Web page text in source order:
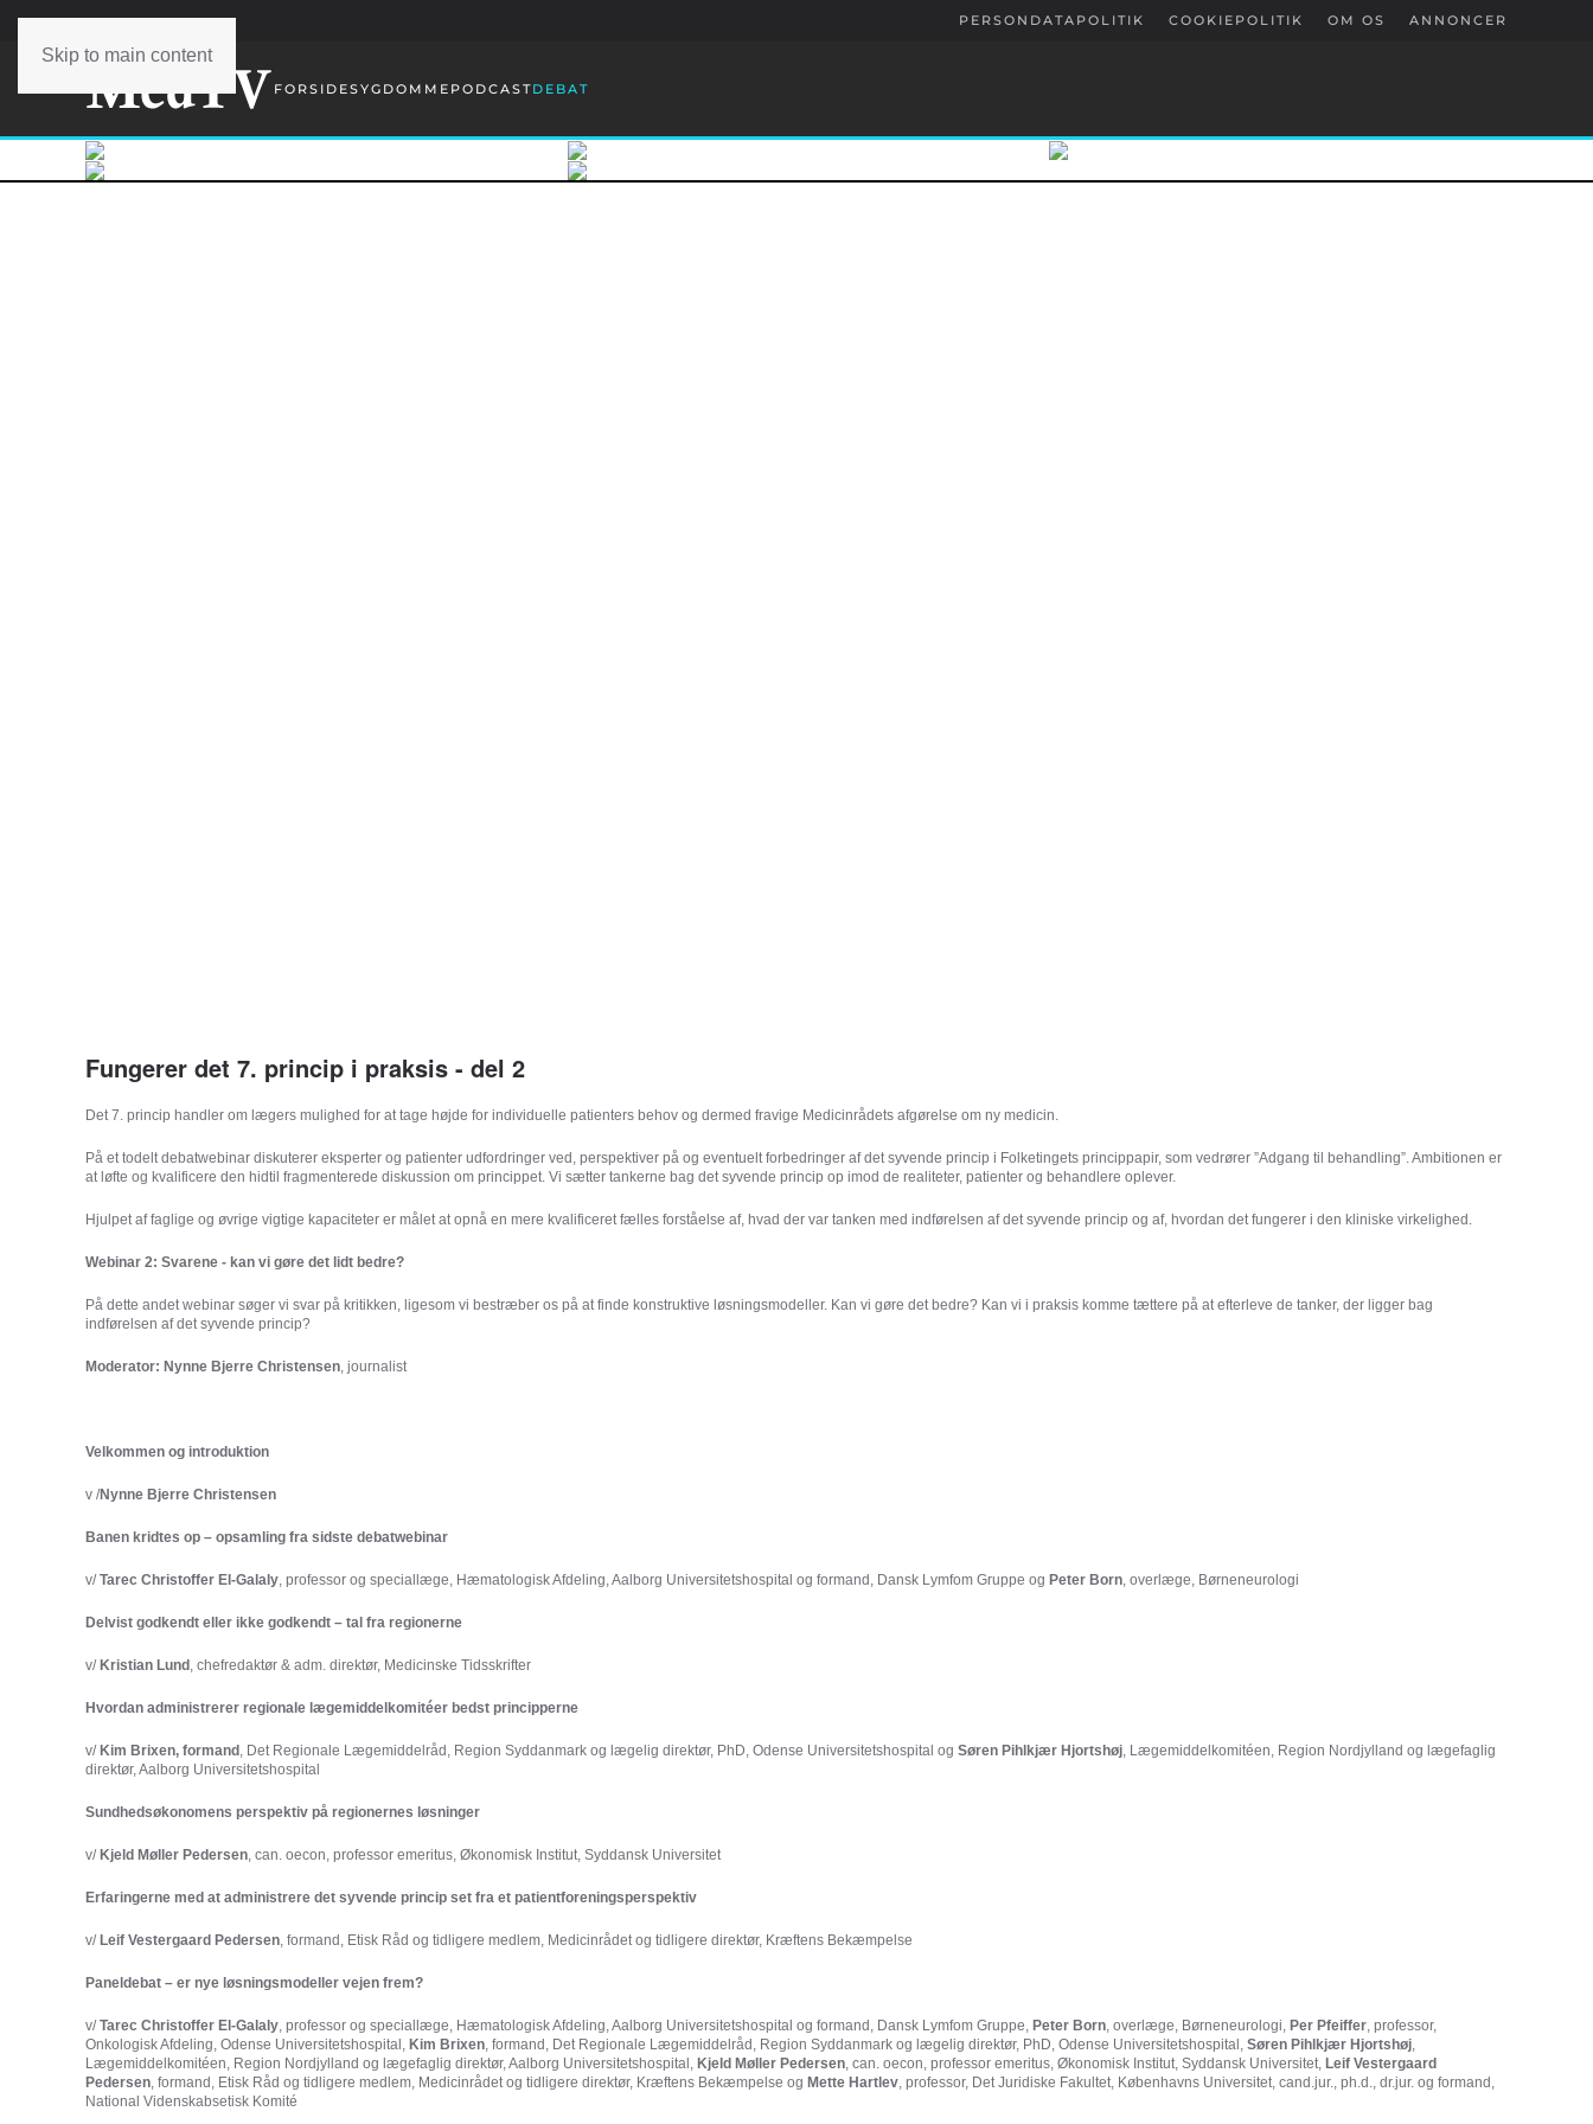
Skip to main content
PERSONDATAPOLITIK COOKIEPOLITIK OM OS ANNONCER
FORSIDESYGDOMME PODCASTDEBAT
Fungerer det 7. princip i praksis - del 2
Det 7. princip handler om lægers mulighed for at tage højde for individuelle patienters behov og dermed fravige Medicinrådets afgørelse om ny medicin.
På et todelt debatwebinar diskuterer eksperter og patienter udfordringer ved, perspektiver på og eventuelt forbedringer af det syvende princip i Folketingets princippapir, som vedrører ”Adgang til behandling”. Ambitionen er
at løfte og kvalificere den hidtil fragmenterede diskussion om princippet. Vi sætter tankerne bag det syvende princip op imod de realiteter, patienter og behandlere oplever.
Hjulpet af faglige og øvrige vigtige kapaciteter er målet at opnå en mere kvalificeret fælles forståelse af, hvad der var tanken med indførelsen af det syvende princip og af, hvordan det fungerer i den kliniske virkelighed.
Webinar 2: Svarene - kan vi gøre det lidt bedre?
På dette andet webinar søger vi svar på kritikken, ligesom vi bestræber os på at finde konstruktive løsningsmodeller. Kan vi gøre det bedre? Kan vi i praksis komme tættere på at efterleve de tanker, der ligger bag
indførelsen af det syvende princip?
Moderator: Nynne Bjerre Christensen , journalist
Velkommen og introduktion
v /Nynne Bjerre Christensen
Banen kridtes op – opsamling fra sidste debatwebinar
v/Tarec Christoffer El-Galaly , professor og speciallæge, Hæmatologisk Afdeling, Aalborg Universitetshospital og formand, Dansk Lymfom Gruppe og Peter Born , overlæge, Børneneurologi
Delvist godkendt eller ikke godkendt – tal fra regionerne
v/Kristian Lund , chefredaktør & adm. direktør, Medicinske Tidsskrifter
Hvordan administrerer regionale lægemiddelkomitéer bedst principperne
v/Kim Brixen, formand , Det Regionale Lægemiddelråd, Region Syddanmark og lægelig direktør, PhD, Odense Universitetshospital og Søren Pihlkjær Hjortshøj , Lægemiddelkomitéen, Region Nordjylland og lægefaglig
direktør, Aalborg Universitetshospital
Sundhedsøkonomens perspektiv på regionernes løsninger
v/Kjeld Møller Pedersen , can. oecon, professor emeritus, Økonomisk Institut, Syddansk Universitet
Erfaringerne med at administrere det syvende princip set fra et patientforeningsperspektiv
v/Leif Vestergaard Pedersen , formand, Etisk Råd og tidligere medlem, Medicinrådet og tidligere direktør, Kræftens Bekæmpelse
Paneldebat – er nye løsningsmodeller vejen frem?
v/Tarec Christoffer El-Galaly , professor og speciallæge, Hæmatologisk Afdeling, Aalborg Universitetshospital og formand, Dansk Lymfom Gruppe, Peter Born , overlæge, Børneneurologi, Per Pfeiffer , professor,
Onkologisk Afdeling, Odense Universitetshospital, Kim Brixen , formand, Det Regionale Lægemiddelråd, Region Syddanmark og lægelig direktør, PhD, Odense Universitetshospital, Søren Pihlkjær Hjortshøj
Lægemiddelkomitéen, Region Nordjylland og lægefaglig direktør, Aalborg Universitetshospital, Kjeld Møller Pedersen , can. oecon, professor emeritus, Økonomisk Institut, Syddansk Universitet, Leif Vestergaard
Pedersen , formand, Etisk Råd og tidligere medlem, Medicinrådet og tidligere direktør, Kræftens Bekæmpelse og Mette Hartlev , professor, Det Juridiske Fakultet, Københavns Universitet, cand.jur., ph.d., dr.jur. og formand,
National Videnskabsetisk Komité